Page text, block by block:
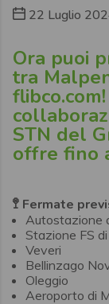
22 Luglio
Ora puoi
tra
flibco.com!
STN del
offre fino
🚏 Fermate
Autostazione
Stazione FS
Veveri
Bellinzago
Oleggio
Aeroporto di